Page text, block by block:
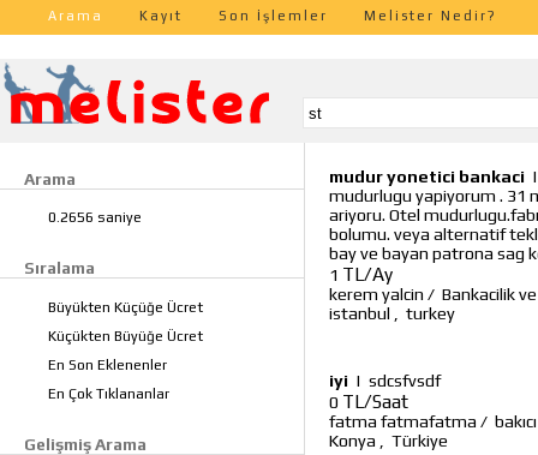
Arama Kayıt Son İşlemler Melister Nedir?
Arama
0.2656 saniye
Sıralama
Büyükten Küçüğe Ücret
Küçükten Büyüğe Ücret
En Son Eklenenler
En Çok Tıklananlar
Gelişmiş Arama
mudur yonetici bankaci
mudurlugu yapiyorum . 31
ariyoru. Otel
bolumu. veya alternatif
bay ve bayan patrona sag
1 TL/Ay
kerem yalcin / Bankacilik
istanbul
turkey
iyi | sdcsfvsdf
0 TL/Saat
fatma fatmafatma / bakıcı
Konya
Türkiye